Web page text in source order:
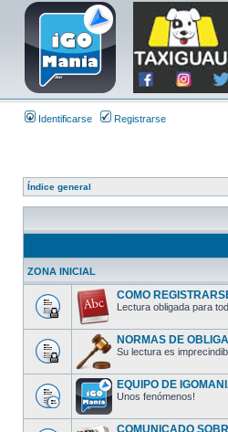
Identificarse Registrarse
Índice general
ZONA INICIAL
COMO
Lectura obligada para
NORMAS DE
Su lectura es
EQUIPO DE
Unos fenómenos!
COMUNICADO